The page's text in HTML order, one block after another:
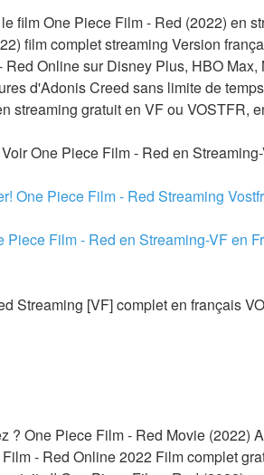
film One Piece Film - Red (2022) en
film complet streaming Version
Online sur Disney Plus, HBO
d'Adonis Creed sans limite de
streaming gratuit en VF ou VOSTFR,
One Piece Film - Red en
One Piece Film - Red Streaming
Piece Film - Red en Streaming-VF en
Streaming [VF] complet en français
? One Piece Film - Red Movie (2022)
- Red Online 2022 Film complet